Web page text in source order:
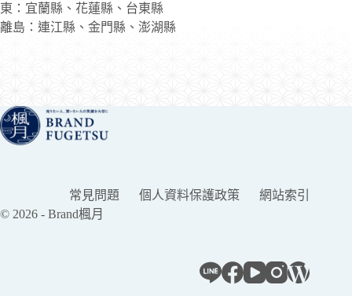
東：宜蘭縣、花蓮縣、台東縣
離島：連江縣、金門縣、澎湖縣
常見問題 個人資料保護政策
網站索引
© 2026 - Brand楓月